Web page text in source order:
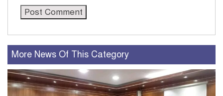
More News Of This Category